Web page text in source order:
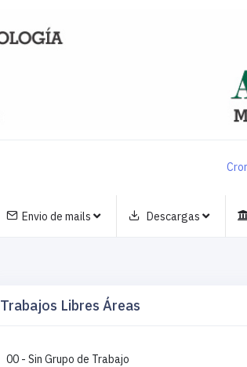
Envio de mails Descargas
Trabajos Libres Áreas
00 - Sin Grupo de Trabajo